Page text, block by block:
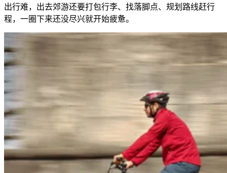
出行难，出去郊游还要打包行李、找落脚点、规划路线赶行
程，一圈下来还没尽兴就开始疲惫。